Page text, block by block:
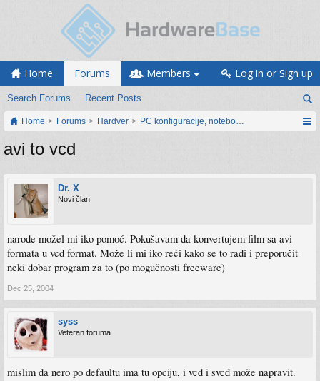
Home Forums
Search Forums Recent Posts
Members Log in or Sign up
Home Forums Hardver PC konfiguracije, notebook računari, servis
avi to vcd
Dr. X
Novi član
narode možel mi iko pomoć. Pokušavam da konvertujem film sa avi
formata u vcd format. Može li mi iko reći kako se to radi i preporučit
neki dobar program za to (po mogučnosti freeware)
Dec 25, 2004
syss
Veteran foruma
mislim da nero po defaultu ima tu opciju, i vcd i svcd može napravit.